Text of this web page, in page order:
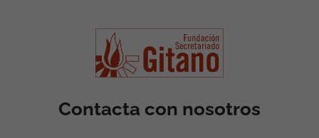
Contacta con nosotros